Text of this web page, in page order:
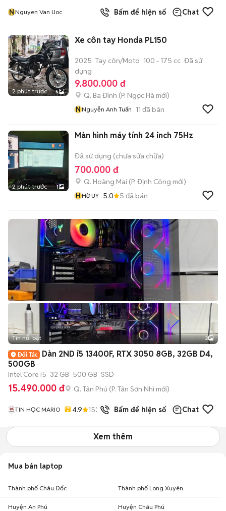
NNguyen Van Uoc Bấm để hiện số Chat
2 phút trước 5
Xe côn tay Honda PL150
2025 Tay côn/Moto 100 - 175 cc Đã sử
dụng
9.800.000 đ
Q. Ba Đình (P. Ngọc Hà mới)
NNguyễn Anh Tuấn 11 đã bán
2 phút trước 1
Màn hình máy tính 24 inch 75Hz
Đã sử dụng (chưa sửa chữa)
700.000 đ
Q. Hoàng Mai (P. Định Công mới)
HHờ UY 5.0 5 đã bán
Tin nổi bật 3
Dàn 2ND i5 13400F, RTX 3050 8GB, 32GB D4,
500GB
Intel Core i5 32 GB 500 GB SSD
15.490.000 đ Q. Tân Phú (P. Tân Sơn Nhì mới)
TIN HỌC MARIO 4.9 152 đã bánBấm để hiện số Chat
Xem thêm
Mua bán laptop
Thành phố Châu Đốc Thành phố Long Xuyên
Huyện An Phú Huyện Châu Phú